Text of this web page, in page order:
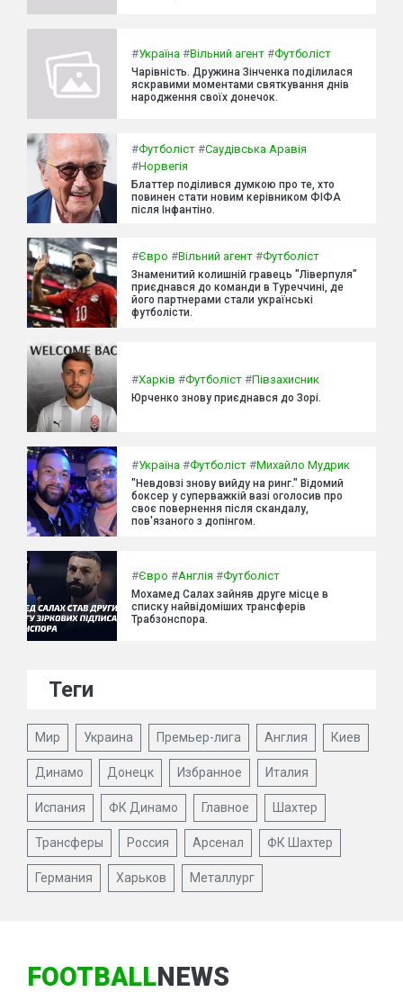
#Україна #Вільний агент #Футболіст
Чарівність. Дружина Зінченка поділилася
яскравими моментами святкування днів
народження своїх донечок.
#Футболіст #Саудівська Аравія
#Норвегія
Блаттер поділився думкою про те, хто
повинен стати новим керівником ФІФА
після Інфантіно.
#Євро #Вільний агент #Футболіст
Знаменитий колишній гравець "Ліверпуля"
приєднався до команди в Туреччині, де
його партнерами стали українські
футболісти.
#Харків #Футболіст #Півзахисник
Юрченко знову приєднався до Зорі.
#Україна #Футболіст #Михайло Мудрик
"Невдовзі знову вийду на ринг." Відомий
боксер у суперважкій вазі оголосив про
своє повернення після скандалу,
пов'язаного з допінгом.
#Євро #Англія #Футболіст
Мохамед Салах зайняв друге місце в
списку найвідоміших трансферів
Трабзонспора.
Теги
Мир Украина Премьер-лига Англия Киев
Динамо Донецк Избранное Италия
Испания ФК Динамо Главное Шахтер
Трансферы Россия Арсенал ФК Шахтер
Германия Харьков Металлург
FOOTBALLNEWS